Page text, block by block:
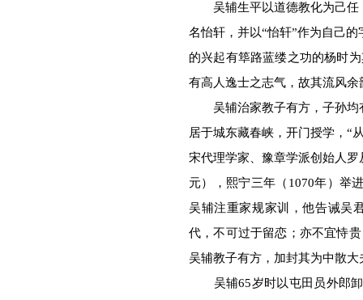
吴辅生平以道德教化为己任
名怡轩，并以“怡轩”作为自己
的兴起有筚路蓝缕之功的杨时
有高人逸士之志气，故其流风
吴辅治家教子有方，子孙均
居于城东藏春峡，开门授学，“
宋代理学家、豫章学派创始人
元），熙宁三年（1070年）举
吴辅注重家规家训，他告诫吴
代，不可过于留恋；亦不宜恃
吴辅教子有方，加封其为中散大
吴辅65岁时以屯田员外郎卸